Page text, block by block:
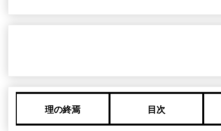
理の終焉 目次